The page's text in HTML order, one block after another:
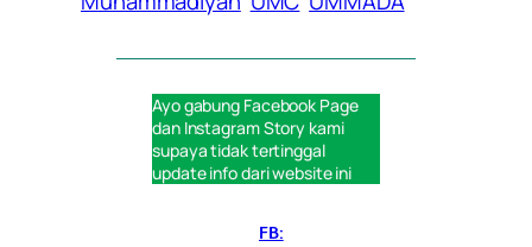
Ayo gabung Facebook Page
dan Instagram Story kami
supaya tidak tertinggal
update info dari website ini
FB: